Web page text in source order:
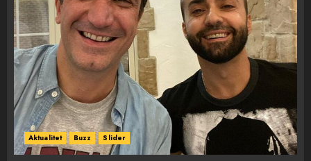
Aktualitet Buzz Slider